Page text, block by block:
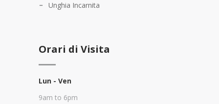
Unghia Incarnita
Orari di Visita
Lun - Ven
9am to 6pm